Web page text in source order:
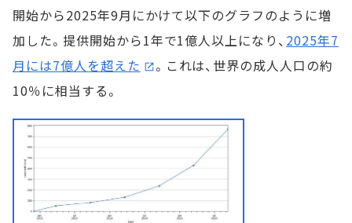
開始から2025年9月にかけて以下のグラフのように増
加した。提供開始から1年で1億人以上になり、 2025年7
月には7億人を超えた
。これは、世界の成人人口の約
10％に相当する。